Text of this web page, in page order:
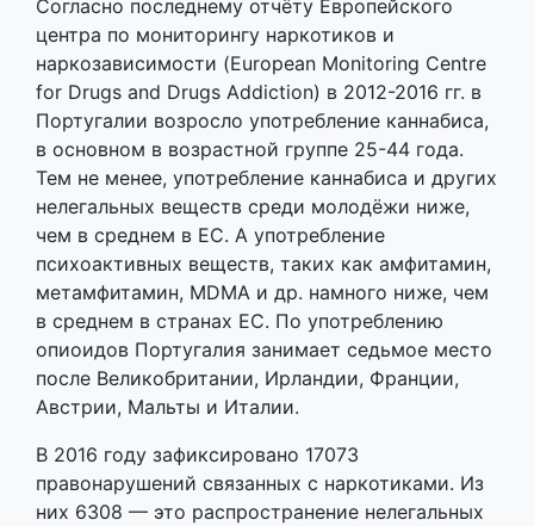
Согласно последнему отчёту Европейского
центра по мониторингу наркотиков и
наркозависимости (European Monitoring Centre
for Drugs and Drugs Addiction) в 2012-2016 гг. в
Португалии возросло употребление каннабиса,
в основном в возрастной группе 25-44 года.
Тем не менее, употребление каннабиса и других
нелегальных веществ среди молодёжи ниже,
чем в среднем в ЕС. А употребление
психоактивных веществ, таких как амфитамин,
метамфитамин, MDMA и др. намного ниже, чем
в среднем в странах ЕС. По употреблению
опиоидов Португалия занимает седьмое место
после Великобритании, Ирландии, Франции,
Австрии, Мальты и Италии.
В 2016 году зафиксировано 17073
правонарушений связанных с наркотиками. Из
них 6308 — это распространение нелегальных